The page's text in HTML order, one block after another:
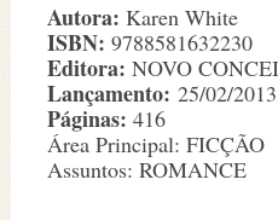
Autora: Karen White
ISBN: 9788581632230
Editora: NOVO
Lançamento: 25/02/2013
Páginas: 416
Área Principal: FICÇÃO
Assuntos: ROMANCE